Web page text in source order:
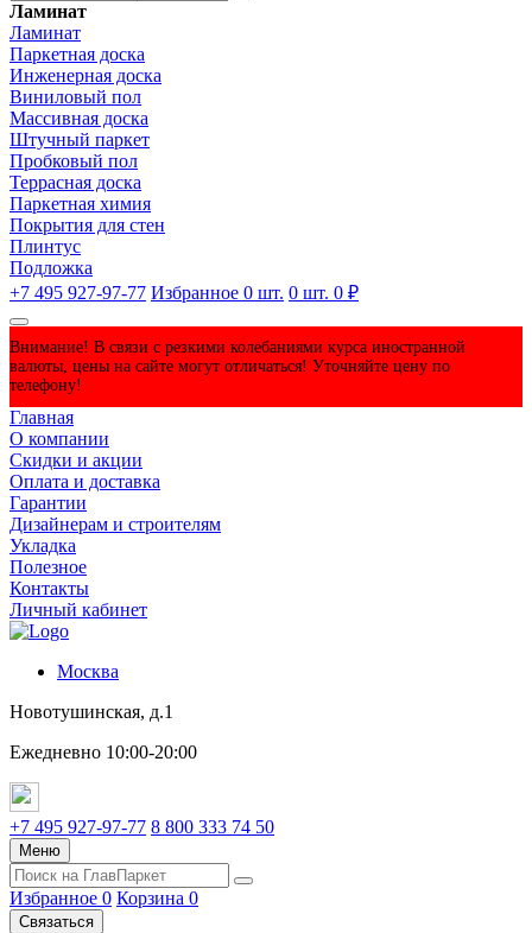
Ламинат
Ламинат
Паркетная доска
Инженерная доска
Виниловый пол
Массивная доска
Штучный паркет
Пробковый пол
Террасная доска
Паркетная химия
Покрытия для стен
Плинтус
Подложка
+7 495 927-97-77 Избранное 0 шт. 0 шт. 0 ₽
Внимание! В связи с резкими колебаниями курса иностранной
валюты, цены на сайте могут отличаться! Уточняйте цену по
телефону!
Главная
О компании
Скидки и акции
Оплата и доставка
Гарантии
Дизайнерам и строителям
Укладка
Полезное
Контакты
Личный кабинет
Москва
Новотушинская, д.1
Ежедневно 10:00-20:00
+7 495 927-97-77 8 800 333 74 50
Меню
Избранное 0 Корзина 0
Связаться